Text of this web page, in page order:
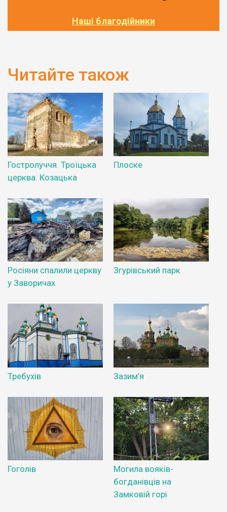
Наші благодійники
Читайте також
Гостролуччя. Троїцька
церква. Козацька
Плоске
Росіяни спалили церкву
у Заворичах
Згурівський парк
Требухів Зазим’я
Гоголів
Могила вояків-
богданівців на
Замковій горі